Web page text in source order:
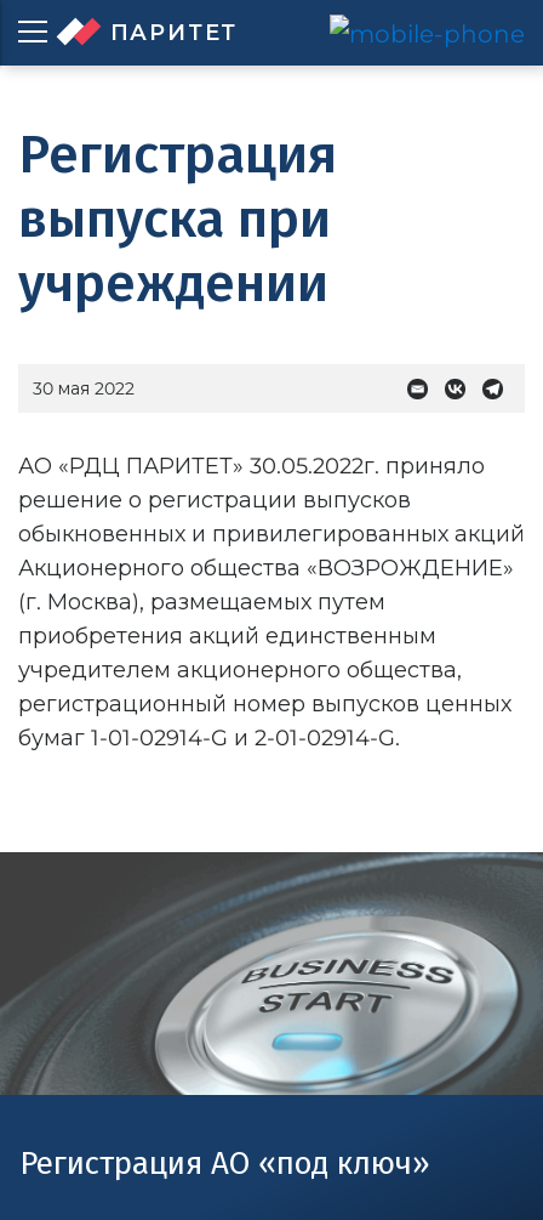
ПАРИТЕТ
Регистрация
выпуска при
учреждении
30 мая 2022
АО «РДЦ ПАРИТЕТ» 30.05.2022г. приняло
решение о регистрации выпусков
обыкновенных и привилегированных акций
Акционерного общества «ВОЗРОЖДЕНИЕ»
(г. Москва), размещаемых путем
приобретения акций единственным
учредителем акционерного общества,
регистрационный номер выпусков ценных
бумаг 1-01-02914-G и 2-01-02914-G.
Регистрация АО «под ключ»